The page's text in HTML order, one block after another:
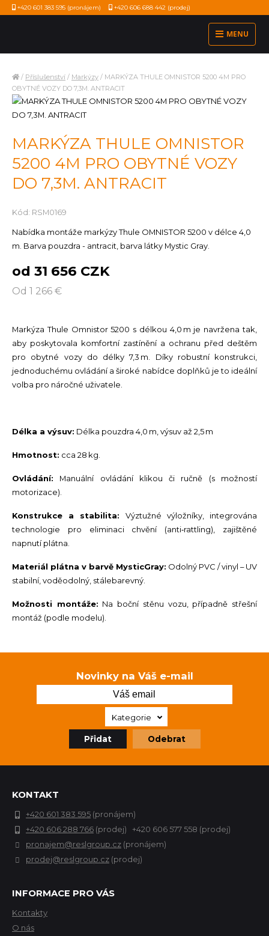
+420 601 383 595 (pronájem) +420 606 688 442 (prodej)
MENU
/ Příslušenství / Markýzy / MARKÝZA THULE OMNISTOR 5200 4M PRO
OBYTNÉ VOZY DO 7,3M. ANTRACIT
MARKÝZA THULE OMNISTOR
5200 4M PRO OBYTNÉ VOZY
DO 7,3M. ANTRACIT
Kód: RSM0169
Nabídka montáže markýzy Thule OMNISTOR 5200 v délce 4,0
m. Barva pouzdra - antracit, barva látky Mystic Gray.
od 31 656 CZK
Od 1 266 €
Markýza Thule Omnistor 5200 s délkou 4,0 m je navržena tak,
aby poskytovala komfortní zastínění a ochranu před deštěm
pro obytné vozy do délky 7,3 m. Díky robustní konstrukci,
jednoduchému ovládání a široké nabídce doplňků je to ideální
volba pro náročné uživatele.
Délka a výsuv: Délka pouzdra 4,0 m, výsuv až 2,5 m
Hmotnost: cca 28 kg.
Ovládání: Manuální ovládání klikou či ručně (s možností
motorizace).
Konstrukce a stabilita: Výztužné výložníky, integrována
technologie pro eliminaci chvění (anti‑rattling), zajištěné
napnutí plátna.
Materiál plátna v barvě MysticGray: Odolný PVC / vinyl – UV
stabilní, voděodolný, stálebarevný.
Možnosti montáže: Na boční stěnu vozu, případně střešní
montáž (podle modelu).
Novinky na Váš e-mail
Kategorie
Přidat Odebrat
KONTAKT
+420 601 383 595 (pronájem)
+420 606 288 766 (prodej) +420 606 577 558 (prodej)
pronajem@reslgroup.cz (pronájem)
prodej@reslgroup.cz (prodej)
INFORMACE PRO VÁS
Kontakty
O nás